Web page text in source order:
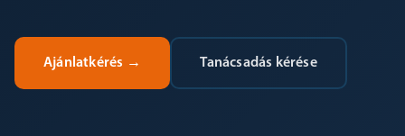
Ajánlatkérés → Tanácsadás kérése